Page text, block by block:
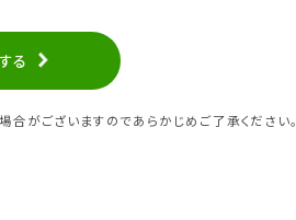
る
がございますのであらかじめご了承ください。